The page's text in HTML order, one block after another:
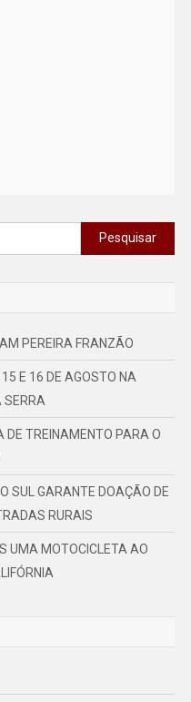
Pesquisar
por:
PEREIRA FRANZÃO
E 16 DE AGOSTO NA
SERRA
DE TREINAMENTO PARA O
SUL GARANTE DOAÇÃO DE
RURAIS
UMA MOTOCICLETA AO